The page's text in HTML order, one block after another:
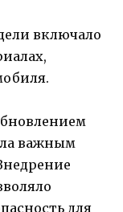
включало
важным
для